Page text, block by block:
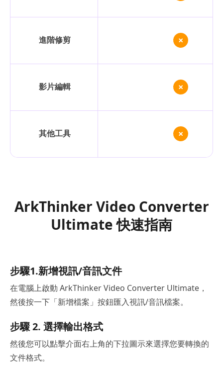
進階修剪
影片編輯
其他工具
ArkThinker Video Converter
Ultimate 快速指南
步驟1.新增視訊/音訊文件
在電腦上啟動 ArkThinker Video Converter Ultimate，
然後按一下「新增檔案」按鈕匯入視訊/音訊檔案。
步驟 2. 選擇輸出格式
然後您可以點擊介面右上角的下拉圖示來選擇您要轉換的
文件格式。